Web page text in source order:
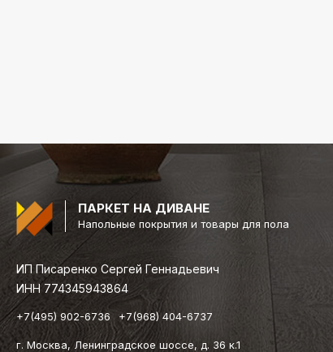
ПАРКЕТ НА ДИВАНЕ
Напольные покрытия и товары для пола
ИП Писаренко Сергей Геннадьевич
ИНН 774345943864
+7(495) 902-6736 +7(968) 404-6737
г. Москва, Ленинградское шоссе, д. 36 к.1